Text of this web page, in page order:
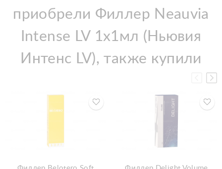
приобрели Филлер Neauvia
Intense LV 1x1мл (Ньювия
Интенс LV), также купили